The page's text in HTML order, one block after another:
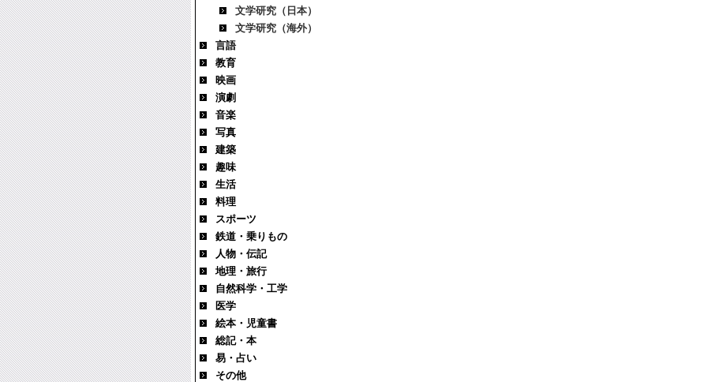
文学研究（日本）
文学研究（海外）
言語
教育
映画
演劇
音楽
写真
建築
趣味
生活
料理
スポーツ
鉄道・乗りもの
人物・伝記
地理・旅行
自然科学・工学
医学
絵本・児童書
総記・本
易・占い
その他